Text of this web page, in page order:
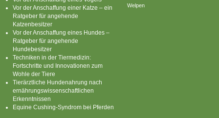
Vor der Anschaffung einer Katze – ein
Ratgeber für angehende
Katzenbesitzer
Vor der Anschaffung eines Hundes –
Ratgeber für angehende
Hundebesitzer
Techniken in der Tiermedizin:
Fortschritte und Innovationen zum
Wohle der Tiere
Tierärztliche Hundenahrung nach
ernährungswissenschaftlichen
Erkenntnissen
Equine Cushing-Syndrom bei Pferden
Welpen